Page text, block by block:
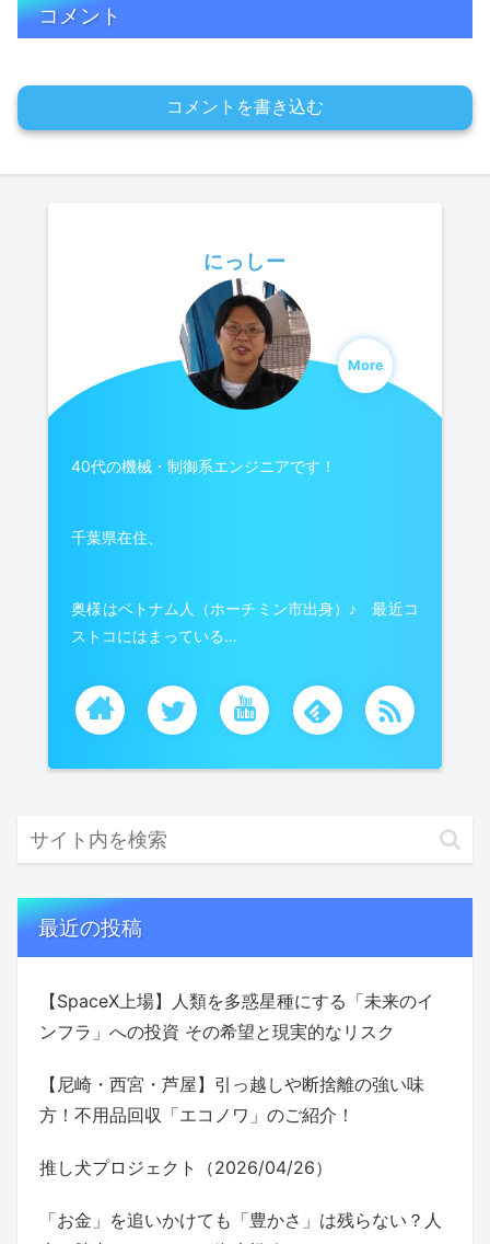
コメント
コメントを書き込む
にっしー
40代の機械・制御系エンジニアです！
千葉県在住、
奥様はベトナム人（ホーチミン市出身）♪ 最近コ
ストコにはまっている…
More
最近の投稿
【SpaceX上場】人類を多惑星種にする「未来のイ
ンフラ」への投資 その希望と現実的なリスク
【尼崎・西宮・芦屋】引っ越しや断捨離の強い味
方！不用品回収「エコノワ」のご紹介！
推し犬プロジェクト（2026/04/26）
「お金」を追いかけても「豊かさ」は残らない？人